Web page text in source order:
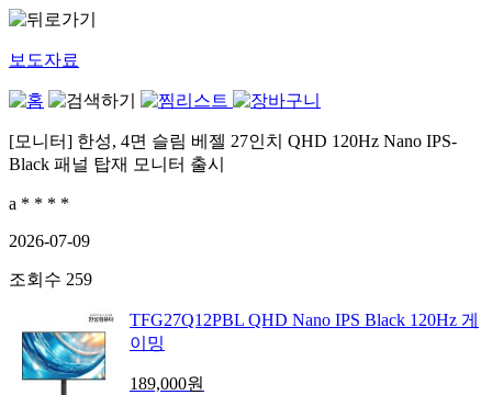
보도자료
[모니터] 한성, 4면 슬림 베젤 27인치 QHD 120Hz Nano IPS-
Black 패널 탑재 모니터 출시
a * * * *
2026-07-09
조회수 259
TFG27Q12PBL QHD Nano IPS Black 120Hz 게
이밍
189,000원